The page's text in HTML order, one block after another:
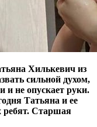
Хилькевич из
сильной духом,
и не опускает руки.
Татьяна и ее
ребят. Старшая